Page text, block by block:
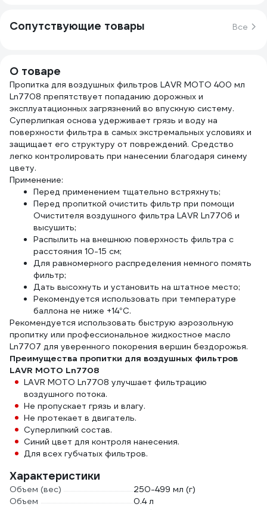
Сопутствующие товары Все
О товаре
Пропитка для воздушных фильтров LAVR MOTO 400 мл
Ln7708 препятствует попаданию дорожных и
эксплуатационных загрязнений во впускную систему.
Суперлипкая основа удерживает грязь и воду на
поверхности фильтра в самых экстремальных условиях и
защищает его структуру от повреждений. Средство
легко контролировать при нанесении благодаря синему
цвету.
Применение:
Перед применением тщательно встряхнуть;
Перед пропиткой очистить фильтр при помощи
Очистителя воздушного фильтра LAVR Ln7706 и
высушить;
Распылить на внешнюю поверхность фильтра с
расстояния 10-15 см;
Для равномерного распределения немного помять
фильтр;
Дать высохнуть и установить на штатное место;
Рекомендуется использовать при температуре
баллона не ниже +14°С.
Рекомендуется использовать быструю аэрозольную
пропитку или профессиональное жидкостное масло
Ln7707 для уверенного покорения вершин бездорожья.
Преимущества пропитки для воздушных фильтров
LAVR MOTO Ln7708
LAVR MOTO Ln7708 улучшает фильтрацию
воздушного потока.
Не пропускает грязь и влагу.
Не протекает в двигатель.
Суперлипкий состав.
Синий цвет для контроля нанесения.
Для всех губчатых фильтров.
Характеристики
Объем (вес)
250-499 мл (г)
Объем
0.4 л